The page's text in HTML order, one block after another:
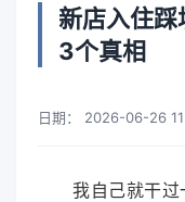
新店入住踩
3个真相
日期： 2026-06-26
我自己就干